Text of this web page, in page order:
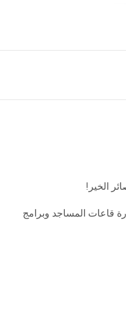
الخير!
قاعات المساجد وبرامج